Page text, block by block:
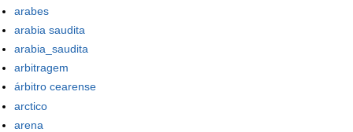
arabes
arabia saudita
arabia_saudita
arbitragem
árbitro cearense
arctico
arena